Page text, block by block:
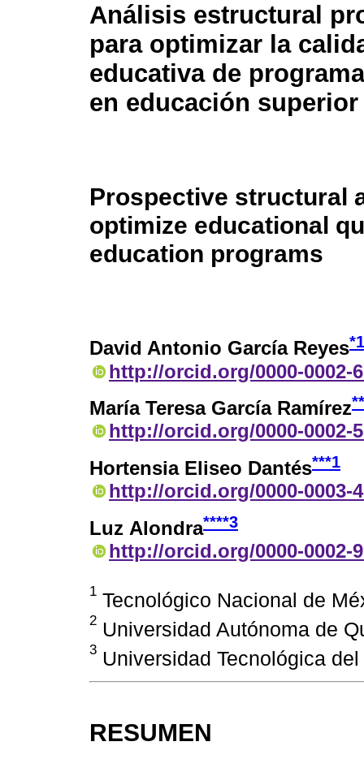
Análisis estructural
para optimizar la
educativa de
en educación superior
Prospective structural
optimize educational
education programs
David Antonio García Reyes*1
http://orcid.org/0000-0002-
María Teresa García Ramírez**
http://orcid.org/0000-0002-
Hortensia Eliseo Dantés***1
http://orcid.org/0000-0003-
Luz Alondra****3
http://orcid.org/0000-0002-
1 Tecnológico Nacional de
2 Universidad Autónoma de
3 Universidad Tecnológica
RESUMEN